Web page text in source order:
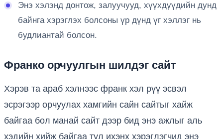
Энэ хэлэнд донтож, залуучууд, хүүхдүүдийн дунд
байнга хэрэглэх болсоны үр дүнд үг хэллэг нь
будлиантай болсон.
Франко орчуулгын шилдэг сайт
Хэрэв та араб хэлнээс франк хэл рүү эсвэл
эсрэгээр орчуулах хамгийн сайн сайтыг хайж
байгаа бол манай сайт дээр бид энэ ажлыг аль
хэдийн хийж байгаа тул ихэнх хэрэглэгчид энэ